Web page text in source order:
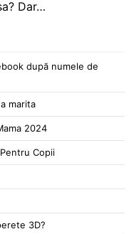
Dar…
după numele de
marita
2024
Copii
3D?